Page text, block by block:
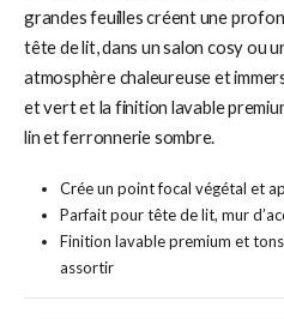
grandes feuilles créent une
tête de lit, dans un salon cosy ou
atmosphère chaleureuse et
et vert et la finition lavable
lin et ferronnerie sombre.
Crée un point focal végétal et
Parfait pour tête de lit, mur
Finition lavable premium et
assortir